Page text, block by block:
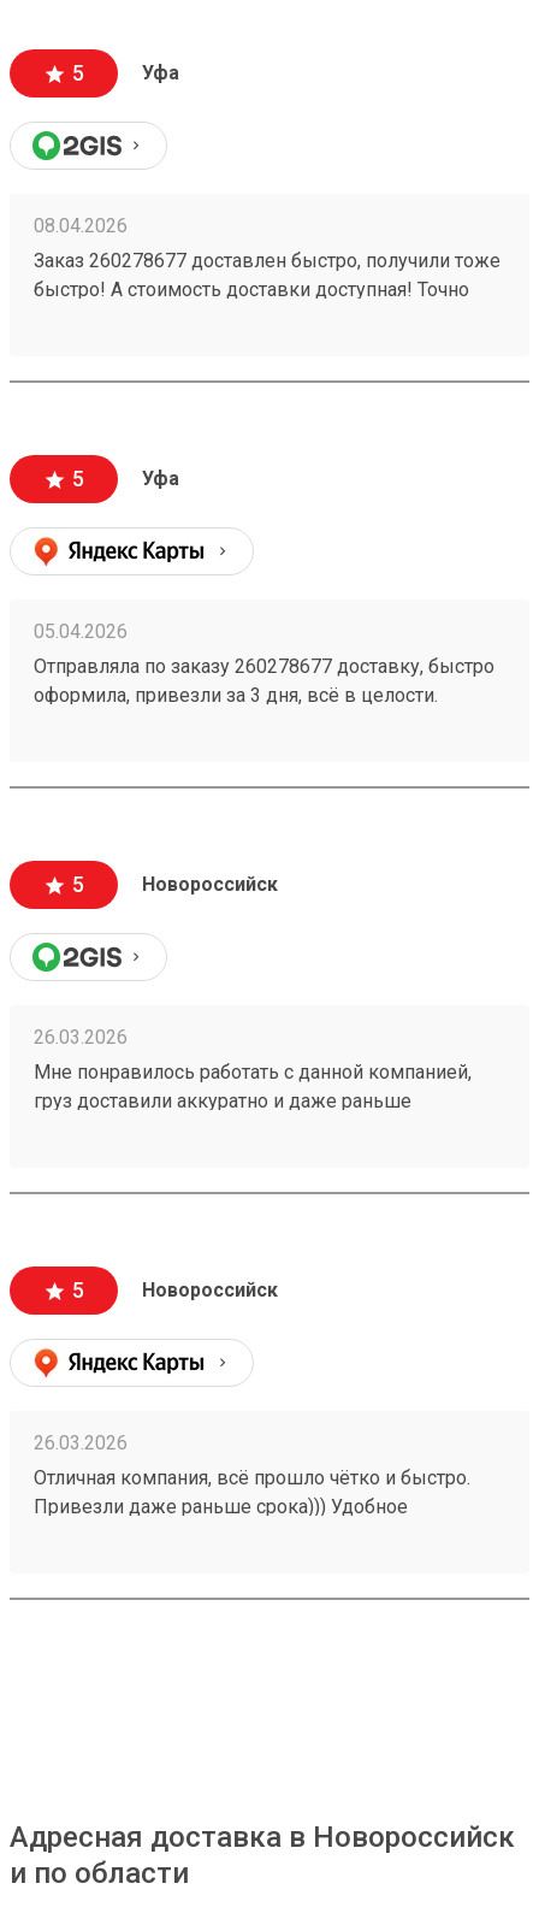
5 Уфа
08.04.2026
Заказ 260278677 доставлен быстро, получили тоже
быстро! А стоимость доставки доступная! Точно
5 Уфа
05.04.2026
Отправляла по заказу 260278677 доставку, быстро
оформила, привезли за 3 дня, всё в целости.
5 Новороссийск
26.03.2026
Мне понравилось работать с данной компанией,
груз доставили аккуратно и даже раньше
5 Новороссийск
26.03.2026
Отличная компания, всё прошло чётко и быстро.
Привезли даже раньше срока))) Удобное
Адресная доставка в Новороссийск
и по области